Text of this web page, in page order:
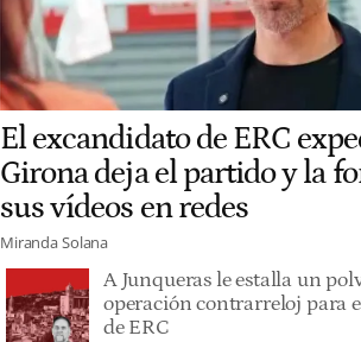
El excandidato de ERC
Girona deja el partido y la
sus vídeos en redes
Miranda Solana
A Junqueras le estalla un
operación contrarreloj para
de ERC